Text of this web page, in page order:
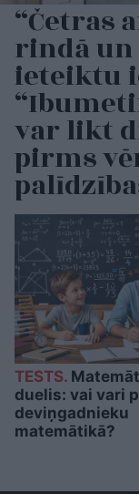
“Četras
rindā un
ieteiktu
var likt
pirms
TESTS.
duelis: vai vari
deviņgadnieku
matemātikā?